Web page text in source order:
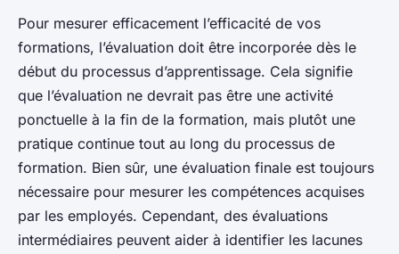
Pour mesurer efficacement l’efficacité de vos
formations, l’évaluation doit être incorporée dès le
début du processus d’apprentissage. Cela signifie
que l’évaluation ne devrait pas être une activité
ponctuelle à la fin de la formation, mais plutôt une
pratique continue tout au long du processus de
formation. Bien sûr, une évaluation finale est toujours
nécessaire pour mesurer les compétences acquises
par les employés. Cependant, des évaluations
intermédiaires peuvent aider à identifier les lacunes